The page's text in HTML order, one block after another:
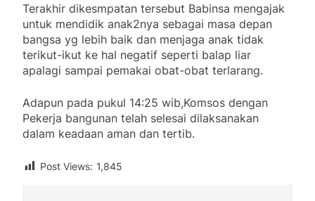
Terakhir dikesmpatan tersebut Babinsa mengajak
untuk mendidik anak2nya sebagai masa depan
bangsa yg lebih baik dan menjaga anak tidak
terikut-ikut ke hal negatif seperti balap liar
apalagi sampai pemakai obat-obat terlarang.
Adapun pada pukul 14:25 wib,Komsos dengan
Pekerja bangunan telah selesai dilaksanakan
dalam keadaan aman dan tertib.
Post Views: 1,845